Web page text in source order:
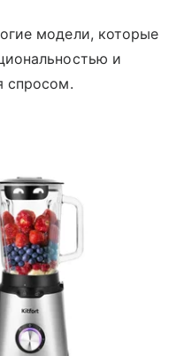
модели, которые
и
спросом.